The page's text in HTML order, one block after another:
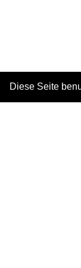
Diese Seite